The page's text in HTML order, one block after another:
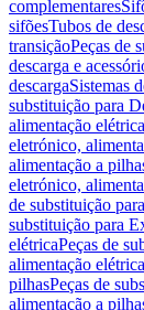
complementares
sifõesTubos de
transiçãoPeças de
descarga e
descargaSistemas
substituição para
alimentação elétrica
eletrónico,
alimentação a
eletrónico,
de substituição
substituição para
elétricaPeças de
alimentação elétrica
pilhasPeças de
alimentação a